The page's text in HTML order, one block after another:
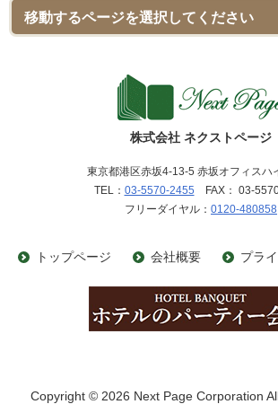
株式会社 ネクストページ
東京都港区赤坂4-13-5 赤坂オフィスハ
TEL： 03-5570-2455 FAX： 03-
フリーダイヤル： 0120-480858
トップページ 会社概要 プラ
Copyright © 2026 Next Page Corporation